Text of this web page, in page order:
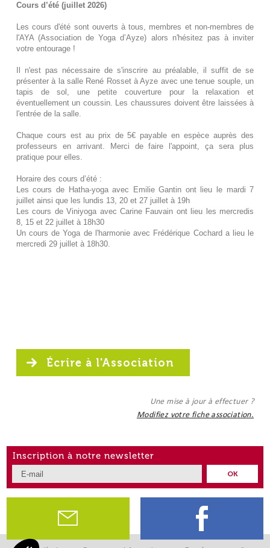
Cours d’été (juillet 2026)
Les cours d'été sont ouverts à tous, membres et non-membres de
l'AYA (Association de Yoga d’Ayze) alors n'hésitez pas à inviter
votre entourage !
Il n'est pas nécessaire de s'inscrire au préalable, il suffit de se
présenter à la salle René Rosset à Ayze avec une tenue souple, un
tapis de sol, une petite couverture pour la relaxation et
éventuellement un coussin. Les chaussures doivent être laissées à
l'entrée de la salle.
Chaque cours est au prix de 5€ payable en espèce auprès des
professeurs en arrivant. Merci de faire l'appoint, ça sera plus
pratique pour elles.
Horaire des cours d’été :
Les cours de Hatha-yoga avec Emilie Gantin ont lieu le mardi 7
juillet ainsi que les lundis 13, 20 et 27 juillet à 19h
Les cours de Viniyoga avec Carine Fauvain ont lieu les mercredis
8, 15 et 22 juillet à 18h30
Un cours de Yoga de l'harmonie avec Frédérique Cochard a lieu le
mercredi 29 juillet à 18h30.
Écrire à l'Association
Une mise à jour à effectuer ?
Modifiez votre fiche association.
Inscription à notre newsletter
OK